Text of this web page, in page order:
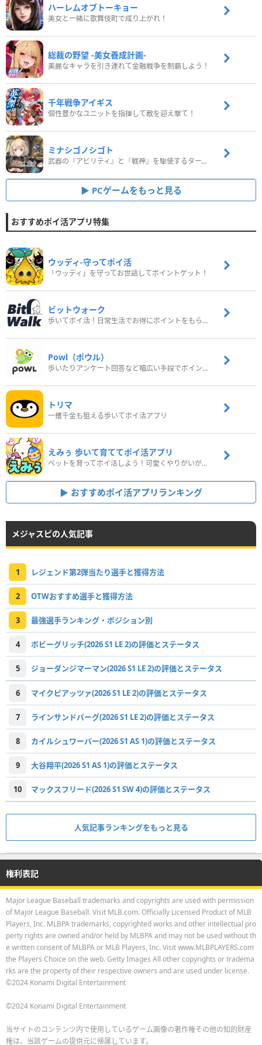
ハーレムオブトーキョー
美女と一緒に歌舞伎町で成り上がれ！
総裁の野望 -美女養成計画-
美麗なキャラを引き連れて金融戦争を制覇しよう！
千年戦争アイギス
個性豊かなユニットを指揮して敵を迎え撃て！
ミナシゴノシゴト
武器の『アビリティ』と『戦神』を駆使するターン制コマンドバトルRPG！
PCゲームをもっと見る
おすすめポイ活アプリ特集
ウッディ‐守ってポイ活
「ウッディ」を守ってお世話してポイントゲット！
ビットウォーク
歩いてポイ活！日常生活でお得にポイントをもらおう
Powl（ポウル）
歩いたりアンケート回答など幅広い手段でポイントをゲット
トリマ
一攫千金も狙える歩いてポイ活アプリ
えみぅ 歩いて育ててポイ活アプリ
ペットを育ってポイ活しよう！可愛くやりがいがある新感覚アプリ
おすすめポイ活アプリランキング
メジャスピの人気記事
1 レジェンド第2弾当たり選手と獲得方法
2 OTWおすすめ選手と獲得方法
3 最強選手ランキング・ポジション別
4 ボビーグリッチ(2026 S1 LE 2)の評価とステータス
5 ジョーダンジマーマン(2026 S1 LE 2)の評価とステータス
6 マイクピアッツァ(2026 S1 LE 2)の評価とステータス
7 ラインサンドバーグ(2026 S1 LE 2)の評価とステータス
8 カイルシュワーバー(2026 S1 AS 1)の評価とステータス
9 大谷翔平(2026 S1 AS 1)の評価とステータス
10 マックスフリード(2026 S1 SW 4)の評価とステータス
人気記事ランキングをもっと見る
権利表記
Major League Baseball trademarks and copyrights are used with permission
of Major League Baseball. Visit MLB.com. Officially Licensed Product of MLB
Players, Inc. MLBPA trademarks, copyrighted works and other intellectual pro
perty rights are owned and/or held by MLBPA and may not be used without th
e written consent of MLBPA or MLB Players, Inc. Visit www.MLBPLAYERS.com
the Players Choice on the web. Getty Images All other copyrights or tradema
rks are the property of their respective owners and are used under license.
©2024 Konami Digital Entertainment
©2024 Konami Digital Entertainment
当サイトのコンテンツ内で使用しているゲーム画像の著作権その他の知的財産
権は、当該ゲームの提供元に帰属しています。